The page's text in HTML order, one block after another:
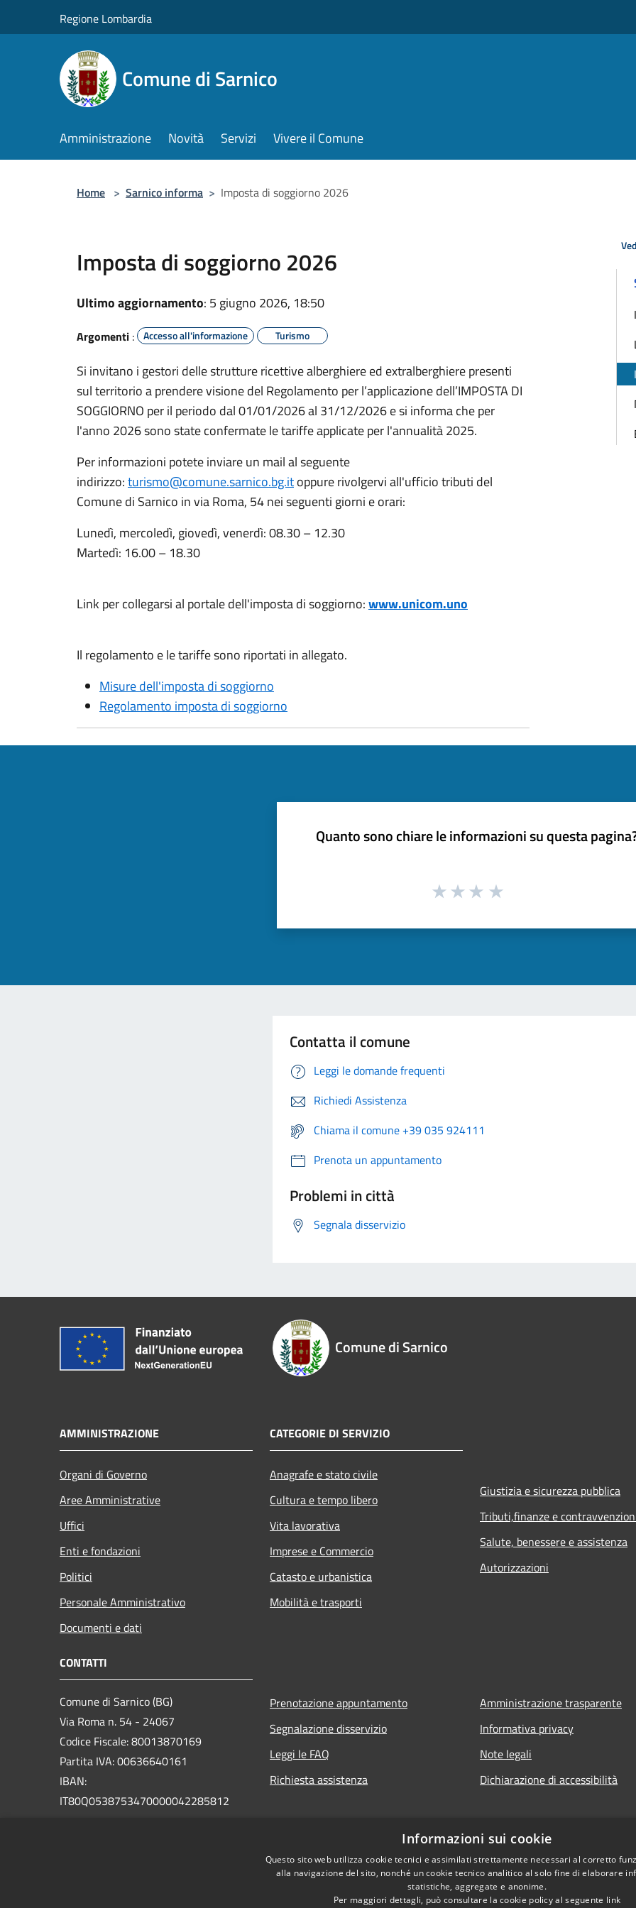
Regione Lombardia
Comune di Sarnico
Amministrazione Novità Servizi Vivere il Comune
Home > Sarnico informa > Imposta di soggiorno 2026
Imposta di soggiorno 2026
Ultimo aggiornamento: 5 giugno 2026, 18:50
Argomenti : Accesso all'informazione Turismo
Si invitano i gestori delle strutture ricettive alberghiere ed extralberghiere presenti
sul territorio a prendere visione del Regolamento per l’applicazione dell’IMPOSTA DI
SOGGIORNO per il periodo dal 01/01/2026 al 31/12/2026 e si informa che per
l'anno 2026 sono state confermate le tariffe applicate per l'annualità 2025.
Per informazioni potete inviare un mail al seguente
indirizzo:turismo@comune.sarnico.bg.itoppure rivolgervi all'ufficio tributi del
Comune di Sarnico in via Roma, 54nei seguenti giorni e orari:
Lunedì, mercoledì, giovedì, venerdì: 08.30 – 12.30
Martedì: 16.00 – 18.30
Link per collegarsi al portale dell'imposta di soggiorno:www.unicom.uno
Il regolamento e le tariffe sono riportati in allegato.
Misure dell'imposta di soggiorno
Regolamento imposta di soggiorno
Quanto sono chiare le informazioni su questa
Contatta il comune
Leggi le domande frequenti
Richiedi Assistenza
Chiama il comune +39 035 924111
Prenota un appuntamento
Problemi in città
Segnala disservizio
Comune di Sarnico
AMMINISTRAZIONE
Organi di Governo
Aree Amministrative
Uffici
Enti e fondazioni
Politici
Personale Amministrativo
Documenti e dati
CATEGORIE DI SERVIZIO
Anagrafe e stato civile
Cultura e tempo libero
Vita lavorativa
Imprese e Commercio
Catasto e urbanistica
Mobilità e trasporti
Giustizia e sicurezza pubblica
Tributi,finanze e
Salute, benessere e assistenza
Autorizzazioni
CONTATTI
Comune di Sarnico (BG)
Via Roma n. 54 - 24067
Codice Fiscale: 80013870169
Partita IVA: 00636640161
IBAN:
IT80Q0538753470000042285812
Prenotazione appuntamento
Segnalazione disservizio
Leggi le FAQ
Richiesta assistenza
Amministrazione trasparente
Informativa privacy
Note legali
Dichiarazione di accessibilità
Informazioni sui cookie
Questo sito web utilizza cookie tecnici e assimilati strettamente necessari al corretto
alla navigazione del sito, nonché un cookie tecnico analitico al solo fine di elaborare
statistiche, aggregate e anonime.
Per maggiori dettagli, può consultare la cookie policy al seguente link